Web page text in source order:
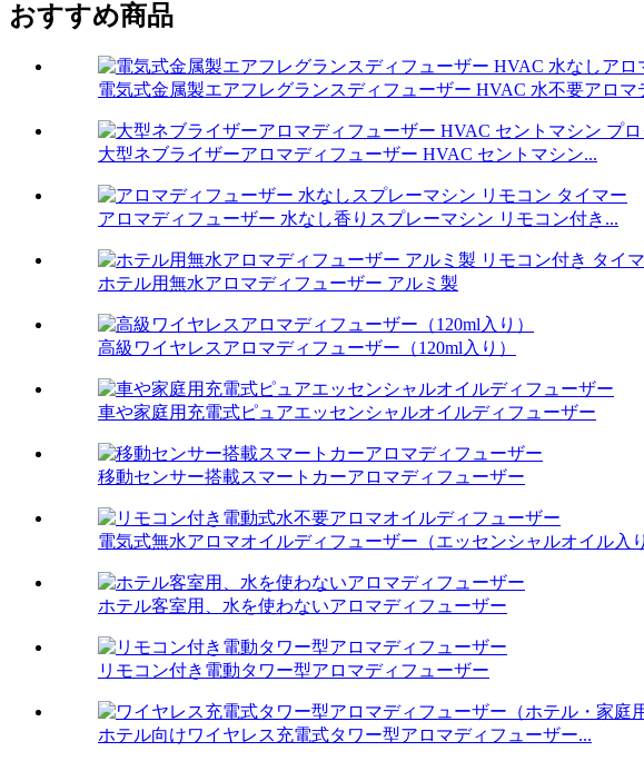
おすすめ商品
電気式金属製エアフレグランスディフューザー HVAC 水不要アロマ
大型ネブライザーアロマディフューザー HVAC セントマシン...
アロマディフューザー 水なし香りスプレーマシン リモコン付き...
ホテル用無水アロマディフューザー アルミ製
高級ワイヤレスアロマディフューザー（120ml入り）
車や家庭用充電式ピュアエッセンシャルオイルディフューザー
移動センサー搭載スマートカーアロマディフューザー
電気式無水アロマオイルディフューザー（エッセンシャルオイル入
ホテル客室用、水を使わないアロマディフューザー
リモコン付き電動タワー型アロマディフューザー
ホテル向けワイヤレス充電式タワー型アロマディフューザー...